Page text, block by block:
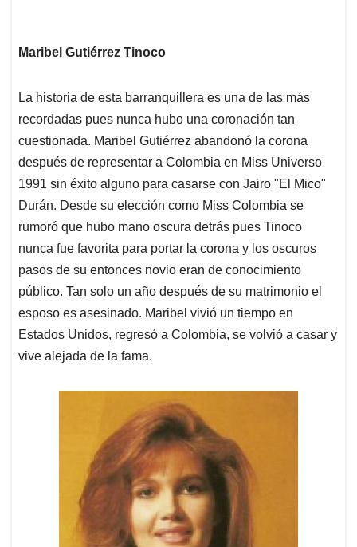
Maribel Gutiérrez Tinoco
La historia de esta barranquillera es una de las más
recordadas pues nunca hubo una coronación tan
cuestionada. Maribel Gutiérrez abandonó la corona
después de representar a Colombia en Miss Universo
1991 sin éxito alguno para casarse con Jairo "El Mico"
Durán. Desde su elección como Miss Colombia se
rumoró que hubo mano oscura detrás pues Tinoco
nunca fue favorita para portar la corona y los oscuros
pasos de su entonces novio eran de conocimiento
público. Tan solo un año después de su matrimonio el
esposo es asesinado. Maribel vivió un tiempo en
Estados Unidos, regresó a Colombia, se volvió a casar y
vive alejada de la fama.